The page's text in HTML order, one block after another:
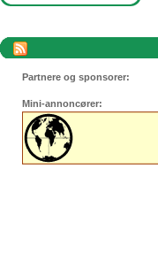
Partnere og sponsorer:
Mini-annoncører: